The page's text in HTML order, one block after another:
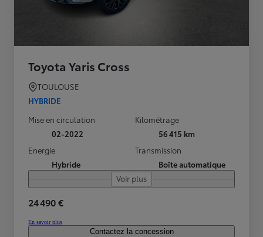
Toyota Yaris Cross
TOULOUSE
HYBRIDE
Mise en circulation
02-2022
Kilométrage
56 415 km
Energie
Hybride
Transmission
Boîte automatique
Voir plus
24 490 €
En savoir plus
Contactez la concession